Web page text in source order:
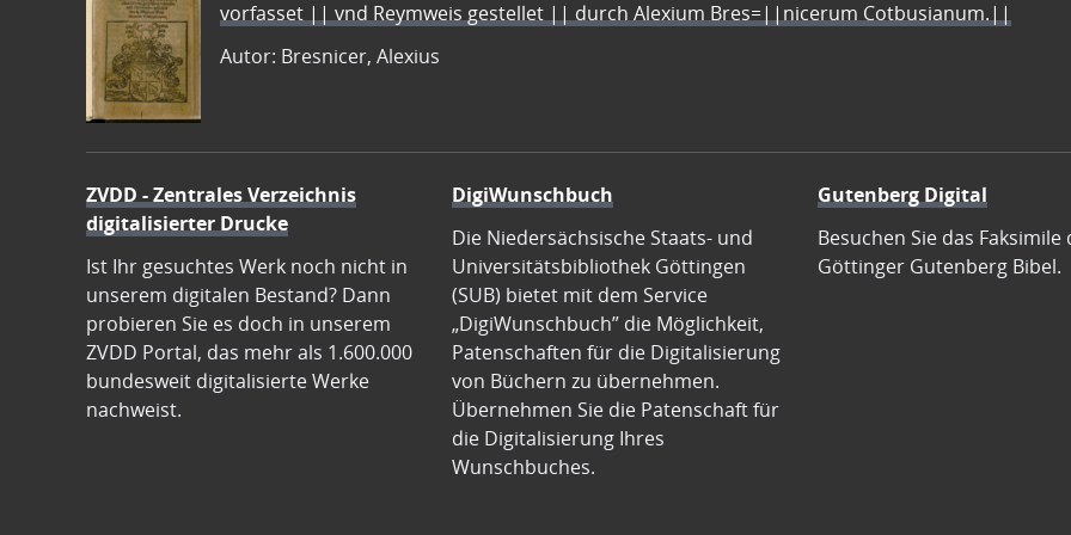
vorfasset || vnd Reymweis gestellet || durch Alexium Bres=||nicerum Cotbusianum.||
Autor: Bresnicer, Alexius
ZVDD - Zentrales Verzeichnis
digitalisierter Drucke
Ist Ihr gesuchtes Werk noch nicht in
unserem digitalen Bestand? Dann
probieren Sie es doch in unserem
ZVDD Portal, das mehr als 1.600.000
bundesweit digitalisierte Werke
nachweist.
DigiWunschbuch
Die Niedersächsische Staats- und
Universitätsbibliothek Göttingen
(SUB) bietet mit dem Service
„DigiWunschbuch” die Möglichkeit,
Patenschaften für die Digitalisierung
von Büchern zu übernehmen.
Übernehmen Sie die Patenschaft für
die Digitalisierung Ihres
Wunschbuches.
Gutenberg Digital
Besuchen Sie das Faksimile
Göttinger Gutenberg Bibel.